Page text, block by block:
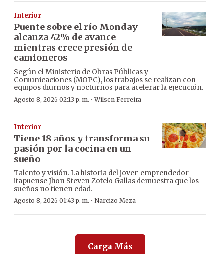
Interior
Puente sobre el río Monday
alcanza 42% de avance
mientras crece presión de
camioneros
Según el Ministerio de Obras Públicas y
Comunicaciones (MOPC), los trabajos se realizan con
equipos diurnos y nocturnos para acelerar la ejecución.
Agosto 8, 2026 02:13 p. m. ·Wilson Ferreira
Interior
Tiene 18 años y transforma su
pasión por la cocina en un
sueño
Talento y visión. La historia del joven emprendedor
itapuense Jhon Steven Zotelo Gallas demuestra que los
sueños no tienen edad.
Agosto 8, 2026 01:43 p. m. · Narcizo Meza
Carga Más